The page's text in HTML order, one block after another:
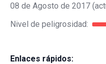
08 de Agosto de 2017
Nivel de peligrosidad:
Enlaces rápidos: